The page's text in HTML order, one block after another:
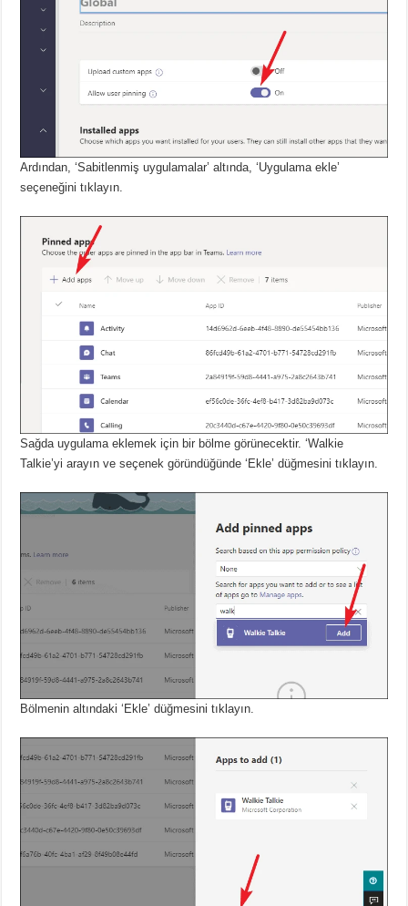
Ardından, ‘Sabitlenmiş uygulamalar’ altında, ‘Uygulama ekle’
seçeneğini tıklayın.
Sağda uygulama eklemek için bir bölme görünecektir.‘Walkie
Talkie’yi arayın ve seçenek göründüğünde ‘Ekle’ düğmesini tıklayın.
Bölmenin altındaki ‘Ekle’ düğmesini tıklayın.